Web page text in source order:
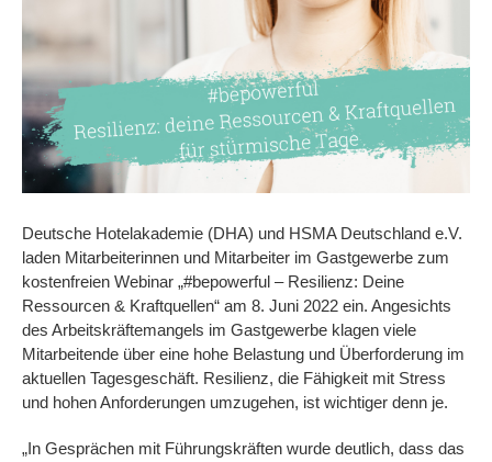
Deutsche Hotelakademie (DHA) und HSMA Deutschland e.V.
laden Mitarbeiterinnen und Mitarbeiter im Gastgewerbe zum
kostenfreien Webinar „#bepowerful – Resilienz: Deine
Ressourcen & Kraftquellen“ am 8. Juni 2022 ein. Angesichts
des Arbeitskräftemangels im Gastgewerbe klagen viele
Mitarbeitende über eine hohe Belastung und Überforderung im
aktuellen Tagesgeschäft. Resilienz, die Fähigkeit mit Stress
und hohen Anforderungen umzugehen, ist wichtiger denn je.
„In Gesprächen mit Führungskräften wurde deutlich, dass das